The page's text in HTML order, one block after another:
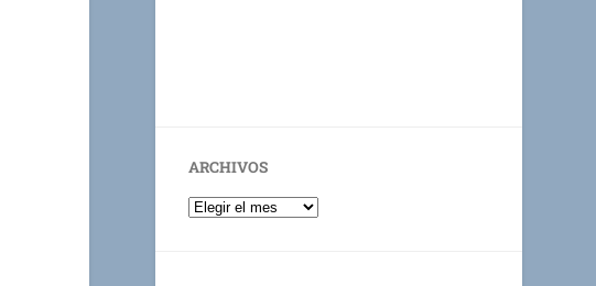
ARCHIVOS